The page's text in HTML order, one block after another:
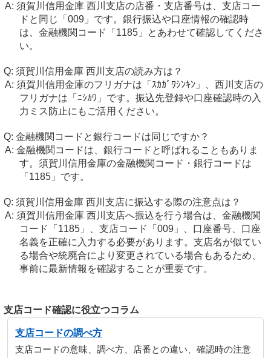
須賀川信用金庫 西川支店の店番・支店番号は、支店コー
ドと同じ「009」です。銀行振込や口座情報の確認時
は、金融機関コード「1185」とあわせて確認してくださ
い。
須賀川信用金庫 西川支店の読み方は？
須賀川信用金庫のフリガナは「ｽｶｶﾞﾜｼﾝｷﾝ」、西川支店の
フリガナは「ﾆｼｶﾜ」です。振込先登録や口座確認時の入
力ミス防止にもご活用ください。
金融機関コードと銀行コードは同じですか？
金融機関コードは、銀行コードと呼ばれることもありま
す。須賀川信用金庫の金融機関コード・銀行コードは
「1185」です。
須賀川信用金庫 西川支店に振込する際の注意点は？
須賀川信用金庫 西川支店へ振込を行う場合は、金融機関
コード「1185」、支店コード「009」、口座番号、口座
名義を正確に入力する必要があります。支店名が似てい
る場合や統廃合により変更されている場合もあるため、
事前に最新情報を確認することが重要です。
支店コード確認に役立つコラム
支店コードの調べ方
支店コードの意味、調べ方、店番との違い、確認時の注意